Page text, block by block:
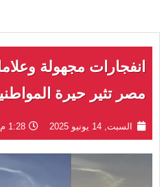
انفجارات مجهولة
مصر تثير حيرة
السبت, 14 يونيو 2025 1:28 م